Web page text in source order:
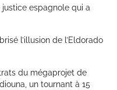
justice espagnole qui a
l’illusion de l’Eldorado
du mégaprojet de
un tournant à 15